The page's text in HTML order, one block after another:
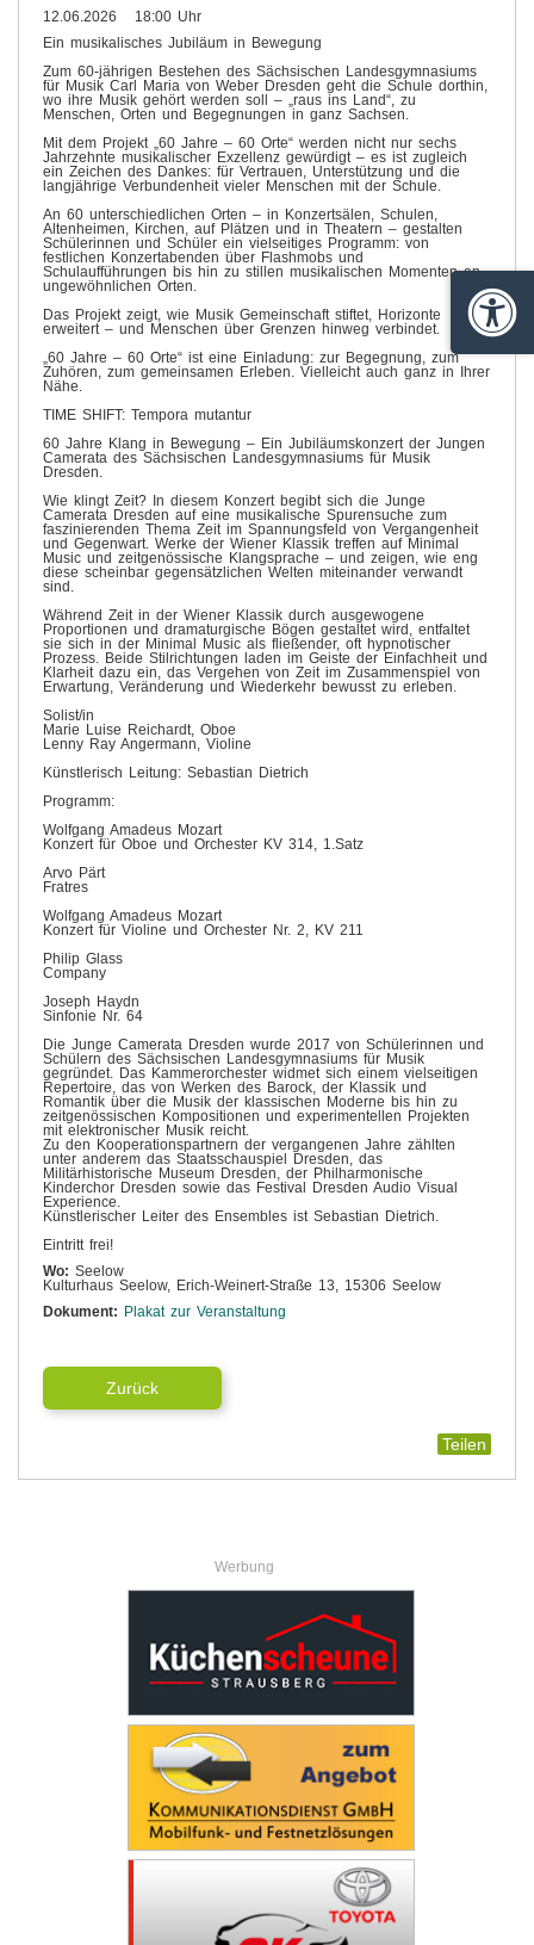
12.06.2026 18:00 Uhr
Ein musikalisches Jubiläum in Bewegung
Zum 60-jährigen Bestehen des Sächsischen Landesgymnasiums
für Musik Carl Maria von Weber Dresden geht die Schule dorthin,
wo ihre Musik gehört werden soll – „raus ins Land“, zu
Menschen, Orten und Begegnungen in ganz Sachsen.
Mit dem Projekt „60 Jahre – 60 Orte“ werden nicht nur sechs
Jahrzehnte musikalischer Exzellenz gewürdigt – es ist zugleich
ein Zeichen des Dankes: für Vertrauen, Unterstützung und die
langjährige Verbundenheit vieler Menschen mit der Schule.
An 60 unterschiedlichen Orten – in Konzertsälen, Schulen,
Altenheimen, Kirchen, auf Plätzen und in Theatern – gestalten
Schülerinnen und Schüler ein vielseitiges Programm: von
festlichen Konzertabenden über Flashmobs und
Schulaufführungen bis hin zu stillen musikalischen Momenten an
ungewöhnlichen Orten.
Das Projekt zeigt, wie Musik Gemeinschaft stiftet, Horizonte
erweitert – und Menschen über Grenzen hinweg verbindet.
„60 Jahre – 60 Orte“ ist eine Einladung: zur Begegnung, zum
Zuhören, zum gemeinsamen Erleben. Vielleicht auch ganz in Ihrer
Nähe.
TIME SHIFT: Tempora mutantur
60 Jahre Klang in Bewegung – Ein Jubiläumskonzert der Jungen
Camerata des Sächsischen Landesgymnasiums für Musik
Dresden.
Wie klingt Zeit? In diesem Konzert begibt sich die Junge
Camerata Dresden auf eine musikalische Spurensuche zum
faszinierenden Thema Zeit im Spannungsfeld von Vergangenheit
und Gegenwart. Werke der Wiener Klassik treffen auf Minimal
Music und zeitgenössische Klangsprache – und zeigen, wie eng
diese scheinbar gegensätzlichen Welten miteinander verwandt
sind.
Während Zeit in der Wiener Klassik durch ausgewogene
Proportionen und dramaturgische Bögen gestaltet wird, entfaltet
sie sich in der Minimal Music als fließender, oft hypnotischer
Prozess. Beide Stilrichtungen laden im Geiste der Einfachheit und
Klarheit dazu ein, das Vergehen von Zeit im Zusammenspiel von
Erwartung, Veränderung und Wiederkehr bewusst zu erleben.
Solist/in
Marie Luise Reichardt, Oboe
Lenny Ray Angermann, Violine
Künstlerisch Leitung: Sebastian Dietrich
Programm:
Wolfgang Amadeus Mozart
Konzert für Oboe und Orchester KV 314, 1.Satz
Arvo Pärt
Fratres
Wolfgang Amadeus Mozart
Konzert für Violine und Orchester Nr. 2, KV 211
Philip Glass
Company
Joseph Haydn
Sinfonie Nr. 64
Die Junge Camerata Dresden wurde 2017 von Schülerinnen und
Schülern des Sächsischen Landesgymnasiums für Musik
gegründet. Das Kammerorchester widmet sich einem vielseitigen
Repertoire, das von Werken des Barock, der Klassik und
Romantik über die Musik der klassischen Moderne bis hin zu
zeitgenössischen Kompositionen und experimentellen Projekten
mit elektronischer Musik reicht.
Zu den Kooperationspartnern der vergangenen Jahre zählten
unter anderem das Staatsschauspiel Dresden, das
Militärhistorische Museum Dresden, der Philharmonische
Kinderchor Dresden sowie das Festival Dresden Audio Visual
Experience.
Künstlerischer Leiter des Ensembles ist Sebastian Dietrich.
Eintritt frei!
Wo: Seelow
Kulturhaus Seelow, Erich-Weinert-Straße 13, 15306 Seelow
Dokument: Plakat zur Veranstaltung
Zurück
Teilen
Werbung